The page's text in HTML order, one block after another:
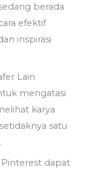
berada
efektif
inspirasi
Lain
mengatasi
karya
satu
Pinterest dapat